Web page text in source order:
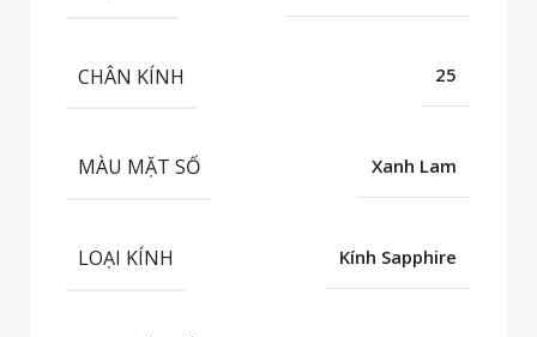
CHÂN KÍNH 25
MÀU MẶT SỐ Xanh Lam
LOẠI KÍNH Kính Sapphire